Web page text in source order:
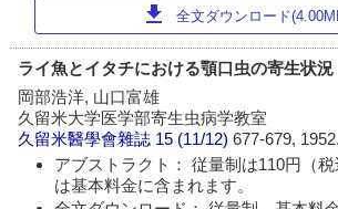
download 全文ダウンロード
ライ魚とイタチにおける顎口虫の寄生状況
岡部浩洋, 山口富雄
久留米大学医学部寄生虫病学教室
久留米醫學會雜誌 15 (11/12)677-679, 1952.
アブストラクト： 従量制は110円（
は基本料金に含まれます。